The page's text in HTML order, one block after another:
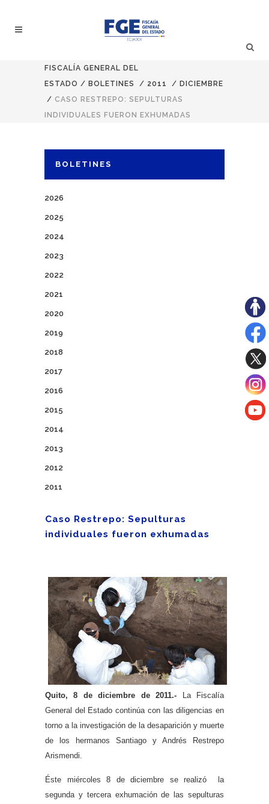
FISCALÍA GENERAL DEL
ESTADO / BOLETINES / 2011 / DICIEMBRE
/ CASO RESTREPO: SEPULTURAS
INDIVIDUALES FUERON EXHUMADAS
BOLETINES
2026
2025
2024
2023
2022
2021
2020
2019
2018
2017
2016
2015
2014
2013
2012
2011
Caso Restrepo: Sepulturas
individuales fueron exhumadas
Quito, 8 de diciembre de 2011.- La Fiscalía
General del Estado continúa con las diligencias en
torno a la investigación de la desaparición y muerte
de los hermanos Santiago y Andrés Restrepo
Arismendi.
Éste miércoles 8 de diciembre se realizó la
segunda y tercera exhumación de las sepulturas